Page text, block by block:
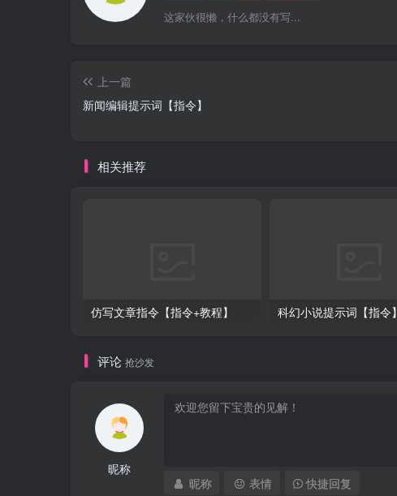
这家伙很懒，什么都没有写...
上一篇
新闻编辑提示词【指令】
相关推荐
仿写文章指令【指令+教程】 科幻小说提示词【指令】
评论 抢沙发
昵称
昵称 表情 快捷回复